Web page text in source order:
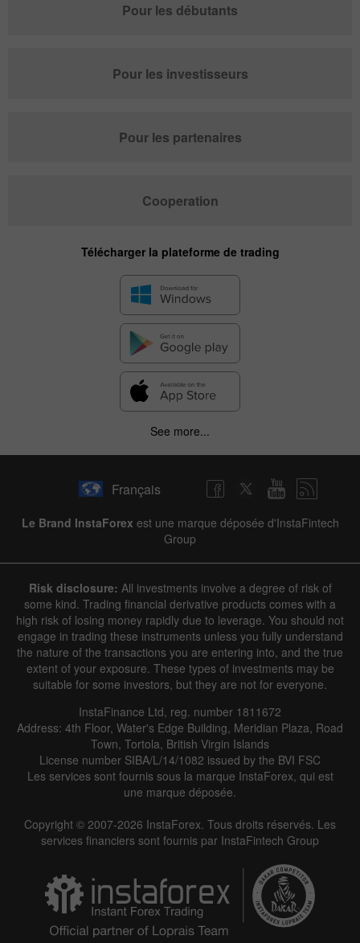
Pour les débutants
Pour les investisseurs
Pour les partenaires
Cooperation
Télécharger la plateforme de trading
See more...
Français
Le Brand InstaForex est une marque déposée d'InstaFintech
Group
Risk disclosure: All investments involve a degree of risk of
some kind. Trading financial derivative products comes with a
high risk of losing money rapidly due to leverage. You should not
engage in trading these instruments unless you fully understand
the nature of the transactions you are entering into, and the true
extent of your exposure. These types of investments may be
suitable for some investors, but they are not for everyone.
InstaFinance Ltd, reg. number 1811672
Address: 4th Floor, Water's Edge Building, Meridian Plaza, Road
Town, Tortola, British Virgin Islands
License number SIBA/L/14/1082 issued by the BVI FSC
Les services sont fournis sous la marque InstaForex, qui est
une marque déposée.
Copyright © 2007-2026 InstaForex. Tous droits réservés. Les
services financiers sont fournis par InstaFintech Group